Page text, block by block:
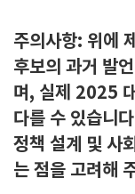
주의사항: 위에
후보의 과거 발
며, 실제 2025
다를 수 있습니
정책 설계 및 사
는 점을 고려해